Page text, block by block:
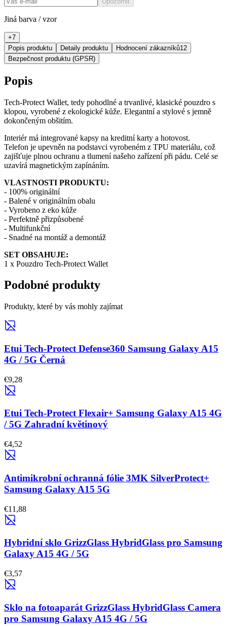
Jiná barva / vzor
+7
Popis produktu
Detaily produktu Hodnocení zákazníků12
Bezpečnost produktu (GPSR)
Popis
Tech-Protect Wallet, tedy pohodlné a trvanlivé, klasické pouzdro s
klopou, vyrobené z ekologické kůže. Elegantní a stylové s jemně
dokončeným obšitím.
Interiér má integrované kapsy na kreditní karty a hotovost.
Telefon je upevněn na podstavci vyrobeném z TPU materiálu, což
zajišťuje plnou ochranu a tlumení našeho zařízení při pádu. Celé se
uzavírá magnetickým zapínáním.
VLASTNOSTI PRODUKTU:
- 100% originální
- Balené v originálním obalu
- Vyrobeno z eko kůže
- Perfektně přizpůsobené
- Multifunkční
- Snadné na montáž a demontáž
SET OBSAHUJE:
1 x Pouzdro Tech-Protect Wallet
Podobné produkty
Produkty, které by vás mohly zajímat
Etui Tech-Protect Defense360 Samsung Galaxy A15
4G / 5G Černá
€9,28
Etui Tech-Protect Flexair+ Samsung Galaxy A15 4G
/ 5G Zahradní květinový
€4,52
Antimikrobní ochranná fólie 3MK SilverProtect+
Samsung Galaxy A15 5G
€11,88
Hybridní sklo GrizzGlass HybridGlass pro Samsung
Galaxy A15 4G / 5G
€3,57
Sklo na fotoaparát GrizzGlass HybridGlass Camera
pro Samsung Galaxy A15 4G / 5G